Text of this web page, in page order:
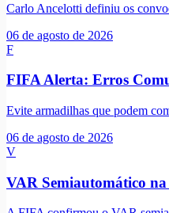
Carlo Ancelotti definiu os
06 de agosto de 2026
F
FIFA Alerta: Erros
Evite armadilhas que podem
06 de agosto de 2026
V
VAR Semiautomático